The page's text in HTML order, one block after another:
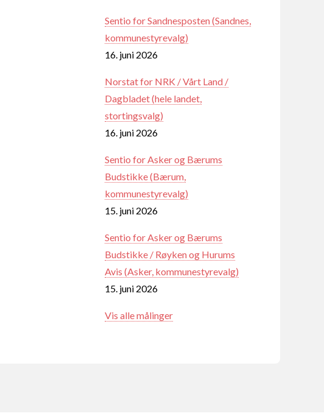
Sentio for Sandnesposten (Sandnes,
kommunestyrevalg)
16. juni 2026
Norstat for NRK / Vårt Land /
Dagbladet (hele landet,
stortingsvalg)
16. juni 2026
Sentio for Asker og Bærums
Budstikke (Bærum,
kommunestyrevalg)
15. juni 2026
Sentio for Asker og Bærums
Budstikke / Røyken og Hurums
Avis (Asker, kommunestyrevalg)
15. juni 2026
Vis alle målinger